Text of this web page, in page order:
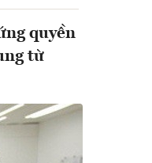
quyền
từ